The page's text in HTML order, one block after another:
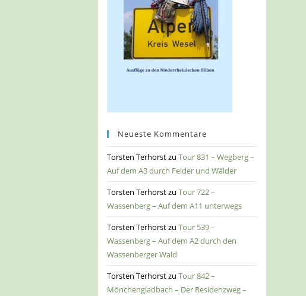
Neueste Kommentare
Torsten TerhorstzuTour 831 – Wegberg –
Auf dem A3 durch Felder und Wälder
Torsten TerhorstzuTour 722 –
Wassenberg – Auf dem A11 unterwegs
Torsten TerhorstzuTour 539 –
Wassenberg – Auf dem A2 durch den
Wassenberger Wald
Torsten TerhorstzuTour 842 –
Mönchengladbach – Der Residenzweg –